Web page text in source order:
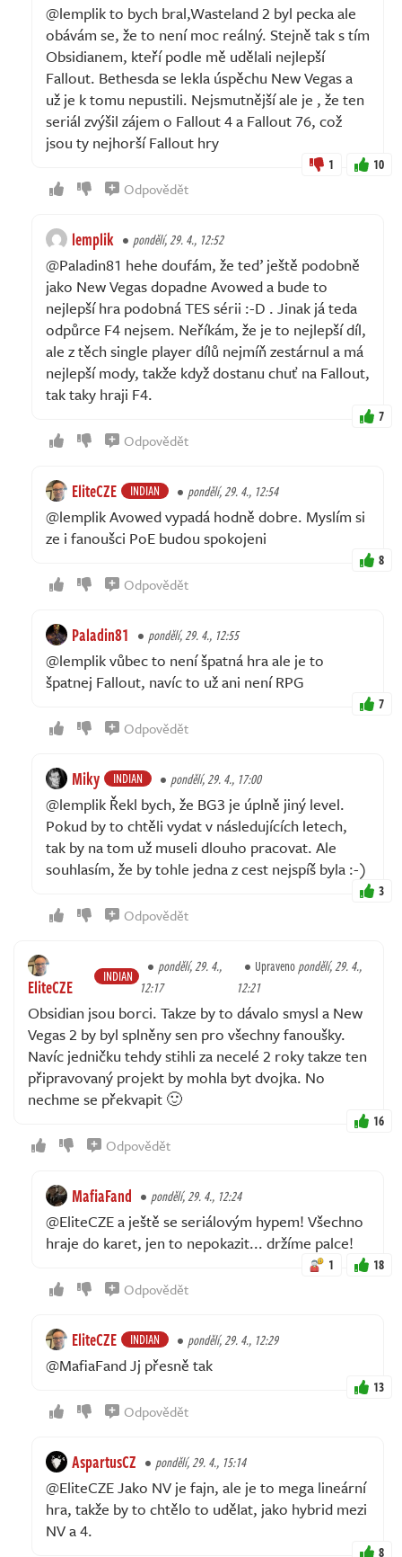
@lemplik to bych bral,Wasteland 2 byl pecka ale
obávám se, že to není moc reálný. Stejně tak s tím
Obsidianem, kteří podle mě udělali nejlepší
Fallout. Bethesda se lekla úspěchu New Vegas a
už je k tomu nepustili. Nejsmutnější ale je , že ten
seriál zvýšil zájem o Fallout 4 a Fallout 76, což
jsou ty nejhorší Fallout hry
1 10
Odpovědět
lemplik pondělí, 29. 4., 12:52
@Paladin81 hehe doufám, že teď ještě podobně
jako New Vegas dopadne Avowed a bude to
nejlepší hra podobná TES sérii :-D . Jinak já teda
odpůrce F4 nejsem. Neříkám, že je to nejlepší díl,
ale z těch single player dílů nejmíň zestárnul a má
nejlepší mody, takže když dostanu chuť na Fallout,
tak taky hraji F4.
7
Odpovědět
EliteCZE INDIAN pondělí, 29. 4., 12:54
@lemplik Avowed vypadá hodně dobre. Myslím si
ze i fanoušci PoE budou spokojeni
8
Odpovědět
Paladin81 pondělí, 29. 4., 12:55
@lemplik vůbec to není špatná hra ale je to
špatnej Fallout, navíc to už ani není RPG
7
Odpovědět
Miky INDIAN pondělí, 29. 4., 17:00
@lemplik Řekl bych, že BG3 je úplně jiný level.
Pokud by to chtěli vydat v následujících letech,
tak by na tom už museli dlouho pracovat. Ale
souhlasím, že by tohle jedna z cest nejspíš byla :-)
3
Odpovědět
EliteCZE INDIAN
pondělí, 29. 4.,
12:17
Upravenopondělí, 29. 4.,
12:21
Obsidian jsou borci. Takze by to dávalo smysl a New
Vegas 2 by byl splněny sen pro všechny fanoušky.
Navíc jedničku tehdy stihli za necelé 2 roky takze ten
připravovaný projekt by mohla byt dvojka. No
nechme se překvapit 🙂
16
Odpovědět
MafiaFand pondělí, 29. 4., 12:24
@EliteCZE a ještě se seriálovým hypem! Všechno
hraje do karet, jen to nepokazit... držíme palce!
1 18
Odpovědět
EliteCZE INDIAN pondělí, 29. 4., 12:29
@MafiaFand Jj přesně tak
13
Odpovědět
AspartusCZ pondělí, 29. 4., 15:14
@EliteCZE Jako NV je fajn, ale je to mega lineární
hra, takže by to chtělo to udělat, jako hybrid mezi
NV a 4.
8